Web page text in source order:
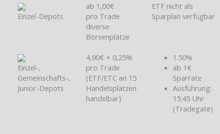
Einzel-Depots
ab 1,00€
pro Trade
diverse
Börsenplätze
ETF nicht als
Sparplan verfügbar
Einzel-,
Gemeinschafts-,
Junior-Depots
4,90€ + 0,25%
pro Trade
(ETF/ETC an 15
Handelsplätzen
handelbar)
1.50%
ab 1€
Sparrate
Ausführung:
15:45 Uhr
(Tradegate)